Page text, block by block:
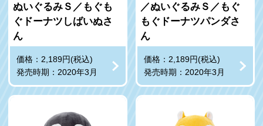
ぬいぐるみＳ／もぐも
ぐドーナツしばいぬさ
ん
価格：2,189円(税込)
発売時期：2020年3月
／ぬいぐるみＳ／もぐ
もぐドーナツパンダさ
ん
価格：2,189円(税込)
発売時期：2020年3月